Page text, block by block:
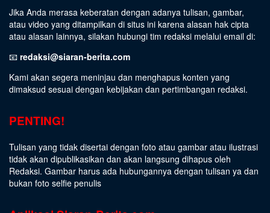
Jika Anda merasa keberatan dengan adanya tulisan, gambar,
atau video yang ditampilkan di situs ini karena alasan hak cipta
atau alasan lainnya, silakan hubungi tim redaksi melalui email di:
📧 redaksi@siaran-berita.com
Kami akan segera meninjau dan menghapus konten yang
dimaksud sesuai dengan kebijakan dan pertimbangan redaksi.
PENTING!
Tulisan yang tidak disertai dengan foto atau gambar atau ilustrasi
tidak akan dipublikasikan dan akan langsung dihapus oleh
Redaksi. Gambar harus ada hubungannya dengan tulisan ya dan
bukan foto selfie penulis